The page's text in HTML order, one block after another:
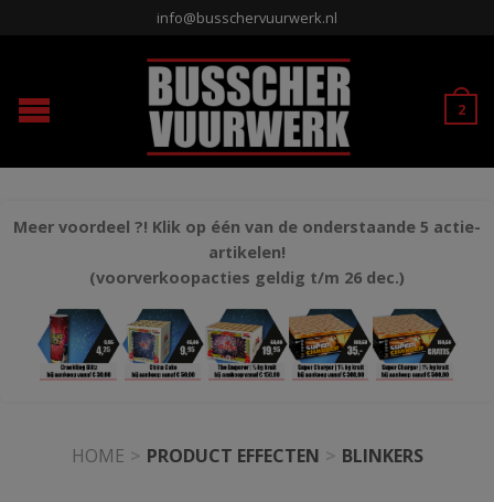
info@busschervuurwerk.nl
2
Meer voordeel ?! Klik op één van de onderstaande 5 actie-
artikelen!
(voorverkoopacties geldig t/m 26 dec.)
HOME > PRODUCT EFFECTEN > BLINKERS